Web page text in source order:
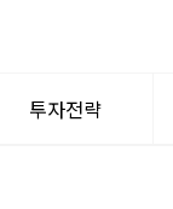
투자전략